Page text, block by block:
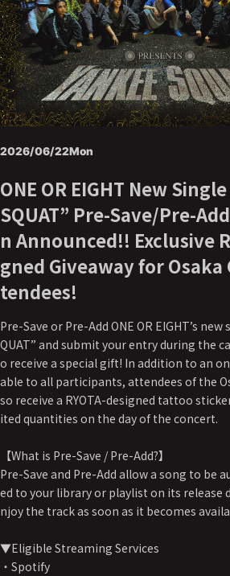
2026/06/22Mon
ONE OR EIGHT New Single
SQUAT” Pre-Save/Pre-
n Announced!! Exclusive
gned Giveaway for Osaka
tendees!
Pre-Save or Pre-Add ONE OR EIGHT’s new
QUAT” and submit your entry during the
o receive a special gift! In addition to an
able to all participants, attendees of the
so receive a RYOTA-designed tattoo
ited quantities on the day of the concert.
【What is Pre-Save / Pre-Add?】
Pre-Save and Pre-Add allow a song to be
ed to your library or playlist on its release
njoy the track as soon as it becomes
▼Eligible Streaming Services
・Spotify